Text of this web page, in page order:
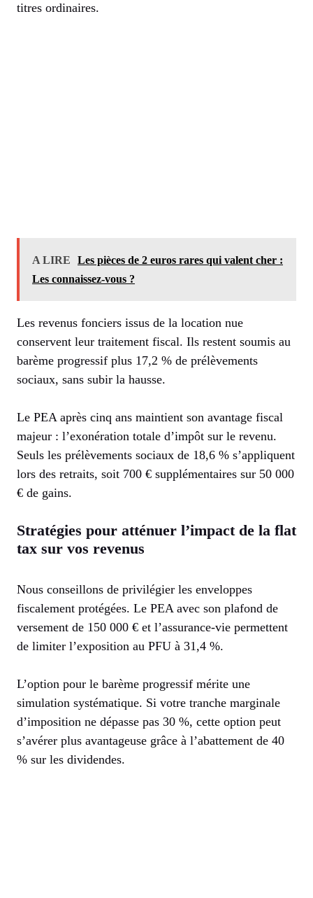
titres ordinaires.
A LIRE
Les pièces de 2 euros rares qui valent cher :
Les connaissez-vous ?
Les revenus fonciers issus de la location nue
conservent leur traitement fiscal. Ils restent soumis au
barème progressif plus 17,2 % de prélèvements
sociaux, sans subir la hausse.
Le PEA après cinq ans maintient son avantage fiscal
majeur : l’exonération totale d’impôt sur le revenu.
Seuls les prélèvements sociaux de 18,6 % s’appliquent
lors des retraits, soit 700 € supplémentaires sur 50 000
€ de gains.
Stratégies pour atténuer l’impact de la flat
tax sur vos revenus
Nous conseillons de privilégier les enveloppes
fiscalement protégées. Le PEA avec son plafond de
versement de 150 000 € et l’assurance-vie permettent
de limiter l’exposition au PFU à 31,4 %.
L’option pour le barème progressif mérite une
simulation systématique. Si votre tranche marginale
d’imposition ne dépasse pas 30 %, cette option peut
s’avérer plus avantageuse grâce à l’abattement de 40
% sur les dividendes.